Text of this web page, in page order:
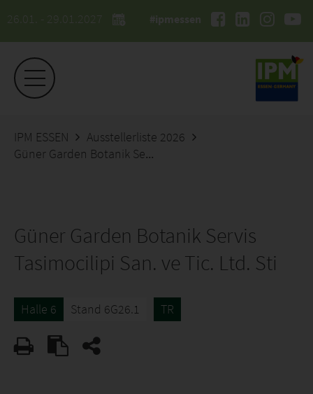
26.01. - 29.01.2027 #ipmessen
IPM ESSEN
Ausstellerliste 2026
Güner Garden Botanik Servis Tasimocilipi San. ve Tic. Ltd. Sti
Güner Garden Botanik Servis
Tasimocilipi San. ve Tic. Ltd. Sti
Halle 6 Stand 6G26.1 TR